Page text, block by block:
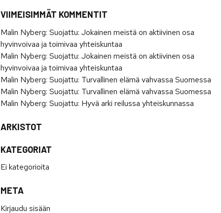
VIIMEISIMMÄT KOMMENTIT
Malin Nyberg: Suojattu: Jokainen meistä on aktiivinen osa
hyvinvoivaa ja toimivaa yhteiskuntaa
Malin Nyberg: Suojattu: Jokainen meistä on aktiivinen osa
hyvinvoivaa ja toimivaa yhteiskuntaa
Malin Nyberg: Suojattu: Turvallinen elämä vahvassa Suomessa
Malin Nyberg: Suojattu: Turvallinen elämä vahvassa Suomessa
Malin Nyberg: Suojattu: Hyvä arki reilussa yhteiskunnassa
ARKISTOT
KATEGORIAT
Ei kategorioita
META
Kirjaudu sisään